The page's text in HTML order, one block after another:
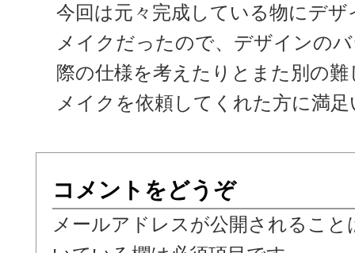
今回は元々完成している物にデ
メイクだったので、デザインの
際の仕様を考えたりとまた別の
メイクを依頼してくれた方に満
コメントをどうぞ
メールアドレスが公開されるこ